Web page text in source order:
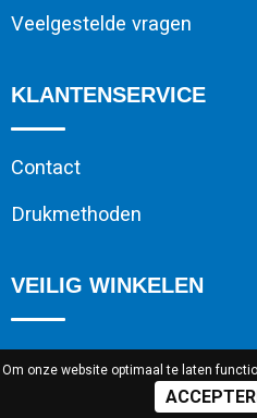
Veelgestelde vragen
KLANTENSERVICE
Contact
Drukmethoden
VEILIG WINKELEN
Algemene voorwaarden
Cookieverklaring
Om onze website optimaal te laten